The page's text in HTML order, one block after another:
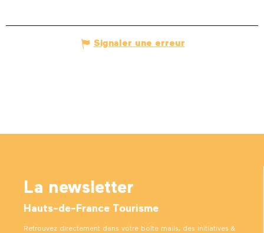
Signaler une erreur
La newsletter
Hauts-de-France Tourisme
Retrouvez directement dans votre boîte mails, des initiatives &